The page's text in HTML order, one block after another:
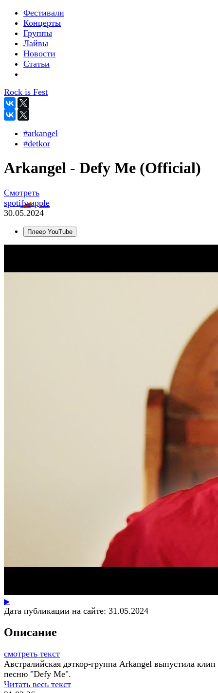
Фестивали
Концерты
Группы
Лайвы
Новости
Статьи
Rock is Fest
#arkangel
#detkor
Arkangel - Defy Me (Official)
Смотреть
spotifyapple
30.05.2024
Плеер YouTube
▶
Дата публикации на сайте: 31.05.2024
Описание
смотреть текст
Австралийская дэткор-группа Arkangel выпустила клип
песню "Defy Me".
Читать весь текст